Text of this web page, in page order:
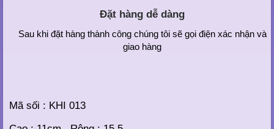
Đặt hàng dễ dàng
Sau khi đặt hàng thành công chúng tôi sẽ gọi điện xác nhận và
giao hàng
Mã sối : KHI 013